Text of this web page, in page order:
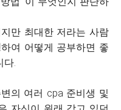
만 최대한 저라는 사람
하여 어떻게 공부하면 좋
다.
의 여러 cpa 준비생 및